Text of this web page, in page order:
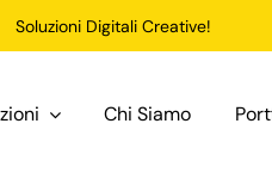
Soluzioni Digitali Creative!
Chi Siamo